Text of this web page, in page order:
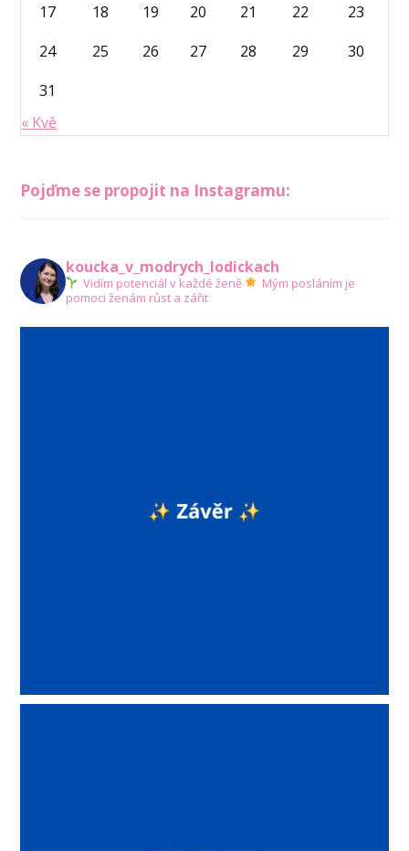
17
18 19 20 21 22
23
24
25 26 27 28 29
30
31
« Kvě
Pojďme se propojit na Instagramu:
koucka_v_modrych_lodickach
Vidím potenciál v každé ženě
Mým posláním je
pomoci ženám růst a zářit